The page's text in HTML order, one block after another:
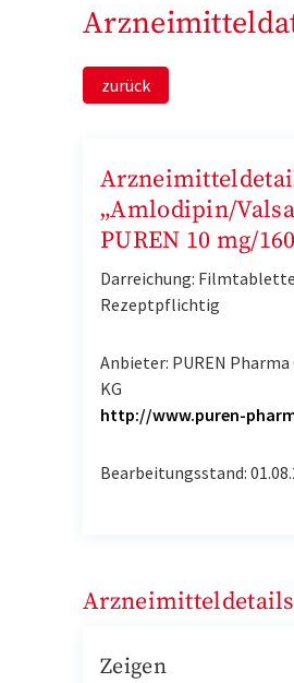
zurück
„Amlodipin/
PUREN 10 mg/
Darreichung:
Rezeptpflichtig
Anbieter: PUREN Pharma
KG
http://www.puren-
Bearbeitungsstand:
Arzneimitteldetails
Zeigen